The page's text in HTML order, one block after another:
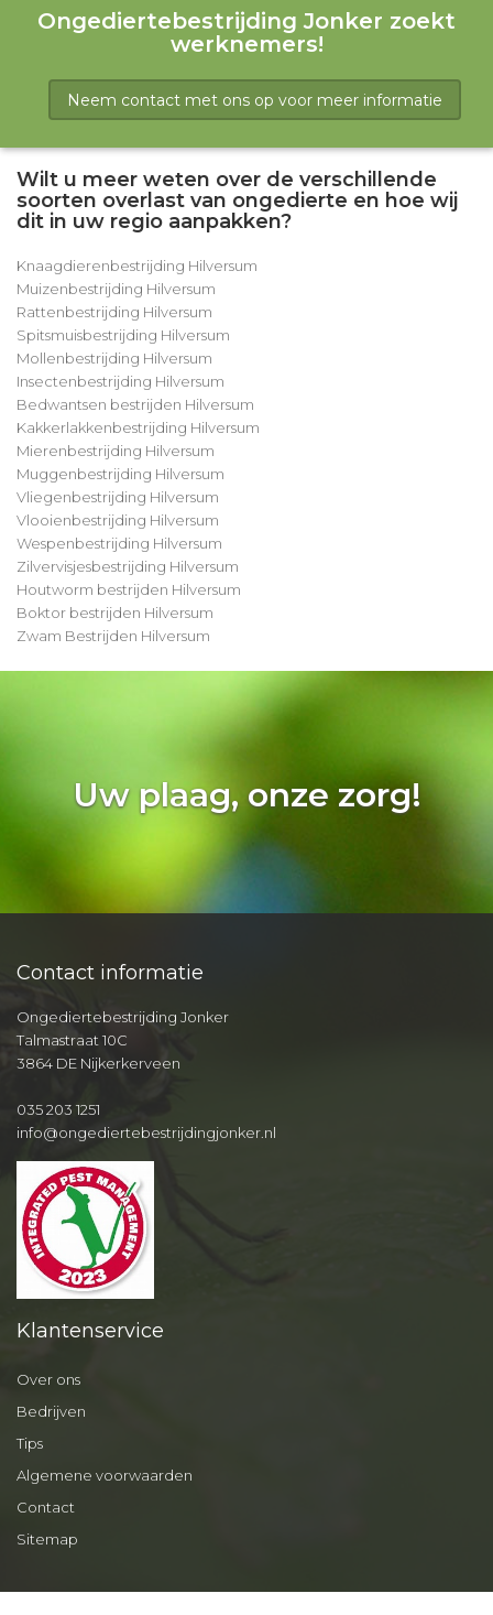
Ongediertebestrijding Jonker zoekt
werknemers!
Neem contact met ons op voor meer informatie
Wilt u meer weten over de verschillende
soorten overlast van ongedierte en hoe wij
dit in uw regio aanpakken?
Knaagdierenbestrijding Hilversum
Muizenbestrijding Hilversum
Rattenbestrijding Hilversum
Spitsmuisbestrijding Hilversum
Mollenbestrijding Hilversum
Insectenbestrijding Hilversum
Bedwantsen bestrijden Hilversum
Kakkerlakkenbestrijding Hilversum
Mierenbestrijding Hilversum
Muggenbestrijding Hilversum
Vliegenbestrijding Hilversum
Vlooienbestrijding Hilversum
Wespenbestrijding Hilversum
Zilvervisjesbestrijding Hilversum
Houtworm bestrijden Hilversum
Boktor bestrijden Hilversum
Zwam Bestrijden Hilversum
Uw plaag, onze zorg!
Contact informatie
Ongediertebestrijding Jonker
Talmastraat 10C
3864 DE Nijkerkerveen
035 203 1251
info@ongediertebestrijdingjonker.nl
Klantenservice
Over ons
Bedrijven
Tips
Algemene voorwaarden
Contact
Sitemap